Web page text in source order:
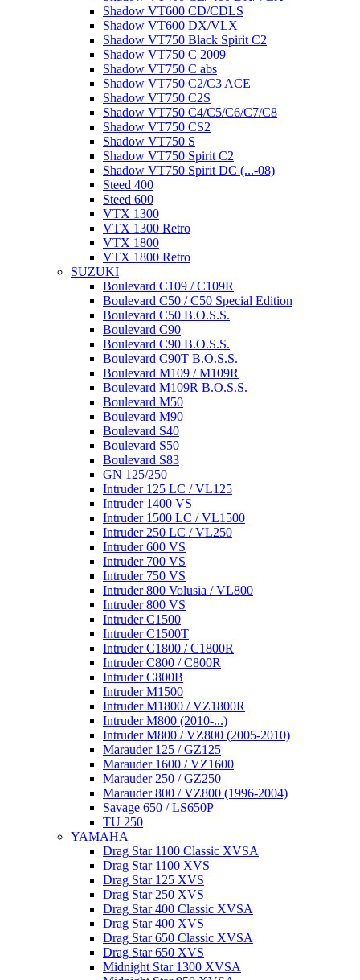
Shadow VT600 CD/CDLS
Shadow VT600 DX/VLX
Shadow VT750 Black Spirit C2
Shadow VT750 C 2009
Shadow VT750 C abs
Shadow VT750 C2/C3 ACE
Shadow VT750 C2S
Shadow VT750 C4/C5/C6/C7/C8
Shadow VT750 CS2
Shadow VT750 S
Shadow VT750 Spirit C2
Shadow VT750 Spirit DC (...-08)
Steed 400
Steed 600
VTX 1300
VTX 1300 Retro
VTX 1800
VTX 1800 Retro
SUZUKI
Boulevard C109 / C109R
Boulevard C50 / C50 Special Edition
Boulevard C50 B.O.S.S.
Boulevard C90
Boulevard C90 B.O.S.S.
Boulevard C90T B.O.S.S.
Boulevard M109 / M109R
Boulevard M109R B.O.S.S.
Boulevard M50
Boulevard M90
Boulevard S40
Boulevard S50
Boulevard S83
GN 125/250
Intruder 125 LC / VL125
Intruder 1400 VS
Intruder 1500 LC / VL1500
Intruder 250 LC / VL250
Intruder 600 VS
Intruder 700 VS
Intruder 750 VS
Intruder 800 Volusia / VL800
Intruder 800 VS
Intruder C1500
Intruder C1500T
Intruder C1800 / C1800R
Intruder C800 / C800R
Intruder C800B
Intruder M1500
Intruder M1800 / VZ1800R
Intruder M800 (2010-...)
Intruder M800 / VZ800 (2005-2010)
Marauder 125 / GZ125
Marauder 1600 / VZ1600
Marauder 250 / GZ250
Marauder 800 / VZ800 (1996-2004)
Savage 650 / LS650P
TU 250
YAMAHA
Drag Star 1100 Classic XVSA
Drag Star 1100 XVS
Drag Star 125 XVS
Drag Star 250 XVS
Drag Star 400 Classic XVSA
Drag Star 400 XVS
Drag Star 650 Classic XVSA
Drag Star 650 XVS
Midnight Star 1300 XVSA